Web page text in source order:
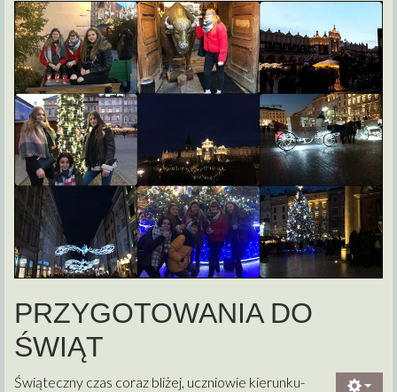
PRZYGOTOWANIA DO
ŚWIĄT
Świąteczny czas coraz bliżej, uczniowie kierunku-